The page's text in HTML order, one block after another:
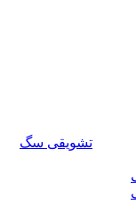
تشویقی سگ